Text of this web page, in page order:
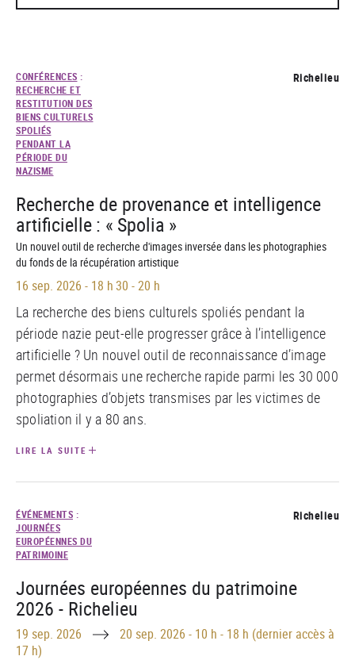
CONFÉRENCES :
RECHERCHE ET
RESTITUTION DES
BIENS CULTURELS
SPOLIÉS
PENDANT LA
PÉRIODE DU
NAZISME
Richelieu
Recherche de provenance et intelligence
artificielle : « Spolia »
Un nouvel outil de recherche d'images inversée dans les photographies
du fonds de la récupération artistique
16 sep. 2026 - 18 h 30 - 20 h
La recherche des biens culturels spoliés pendant la
période nazie peut-elle progresser grâce à l’intelligence
artificielle ? Un nouvel outil de reconnaissance d’image
permet désormais une recherche rapide parmi les 30 000
photographies d’objets transmises par les victimes de
spoliation il y a 80 ans.
LIRE LA SUITE
ÉVÉNEMENTS :
JOURNÉES
EUROPÉENNES DU
PATRIMOINE
Richelieu
Journées européennes du patrimoine
2026 - Richelieu
19 sep. 2026 Until 20 sep. 2026 - 10 h - 18 h (dernier accès à
17 h)